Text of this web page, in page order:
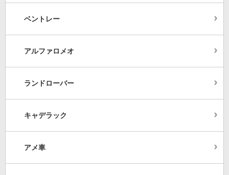
ベントレー
アルファロメオ
ランドローバー
キャデラック
アメ車